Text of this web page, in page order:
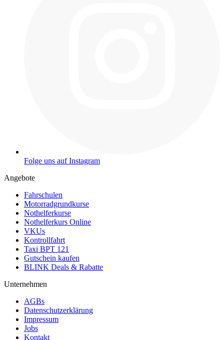
Folge uns auf Instagram
Angebote
Fahrschulen
Motorradgrundkurse
Nothelferkurse
Nothelferkurs Online
VKUs
Kontrollfahrt
Taxi BPT 121
Gutschein kaufen
BLINK Deals & Rabatte
Unternehmen
AGBs
Datenschutzerklärung
Impressum
Jobs
Kontakt